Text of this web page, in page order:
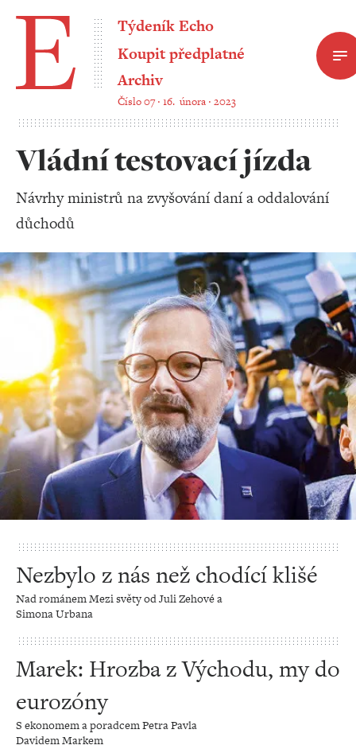
Týdeník Echo
Koupit předplatné
Archiv
Číslo 07 ‧ 16. února ‧ 2023
Vládní testovací jízda
Návrhy ministrů na zvyšování daní a oddalování
důchodů
Nezbylo z nás než chodící klišé
Nad románem Mezi světy od Juli Zehové a
Simona Urbana
Marek: Hrozba z Východu, my do
eurozóny
S ekonomem a poradcem Petra Pavla
Davidem Markem